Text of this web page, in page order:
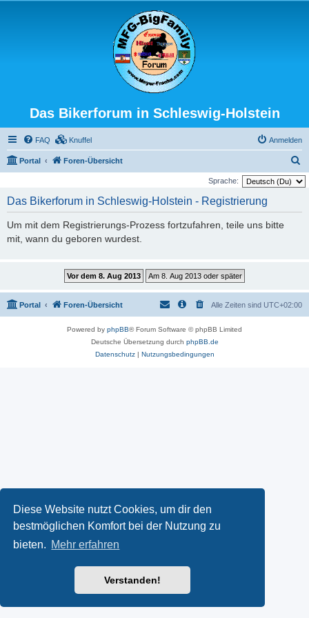
Diese Website nutzt Cookies, um dir den
bestmöglichen Komfort bei der Nutzung zu
bieten. Mehr erfahren
Verstanden!
Das Bikerforum in Schleswig-Holstein
FAQ Knuffel Anmelden
Portal Foren-Übersicht
u
Sprache:
Das Bikerforum in Schleswig-Holstein - Registrierung
Um mit dem Registrierungs-Prozess fortzufahren, teile uns bitte
mit, wann du geboren wurdest.
Portal Foren-Übersicht Alle Zeiten sind UTC+02:00
Powered by phpBB® Forum Software © phpBB Limited
Deutsche Übersetzung durch phpBB.de
Datenschutz| Nutzungsbedingungen